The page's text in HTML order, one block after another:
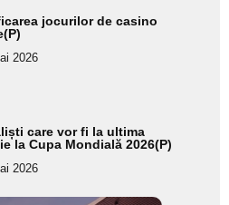
jocurilor de casino
2026
care vor fi la ultima
la Cupa Mondială 2026(P)
2026